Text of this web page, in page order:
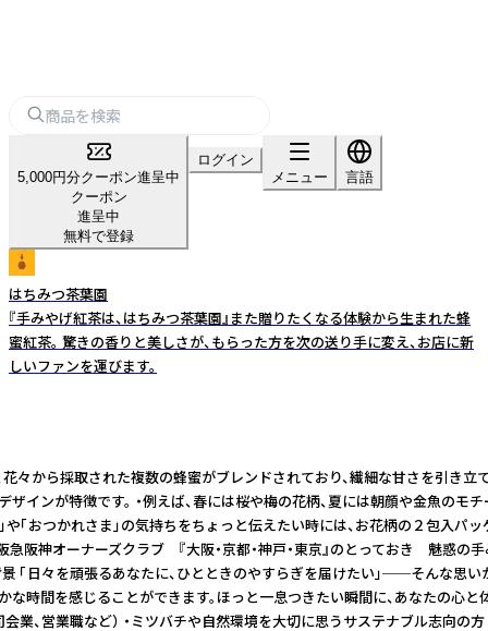
5,000円分クーポン進呈中
クーポン
進呈中
無料で登録
ログイン
メニュー
言語
はちみつ茶葉園
『手みやげ紅茶は、はちみつ茶葉園』また贈りたくなる体験から生まれた蜂
蜜紅茶。 驚きの香りと美しさが、もらった方を次の送り手に変え、お店に新
しいファンを運びます。
ら採取された複数の蜂蜜がブレンドされており、繊細な甘
です。 ・例えば、春には桜や梅の花柄、夏には朝顔や金魚のモチ
つかれさま」の気持ちをちょっと伝えたい時には、お花柄の２包
神オーナーズクラブ 『大阪・京都・神戸・東京』のとっておき
日々を頑張るあなたに、ひとときのやすらぎを届けたい」──そ
間を感じることができます。ほっと一息つきたい瞬間に、あなた
業、営業職など） ・ミツバチや自然環境を大切に思うサステナブル志向の方